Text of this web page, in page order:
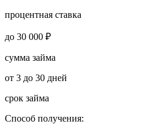
процентная ставка
до 30 000 ₽
сумма займа
от 3 до 30 дней
срок займа
Способ получения: